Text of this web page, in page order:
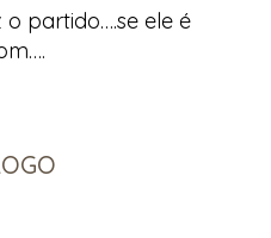
partido….se ele é